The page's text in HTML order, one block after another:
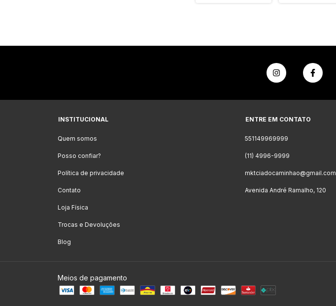
INSTITUCIONAL
Quem somos
Posso confiar?
Política de privacidade
Contato
Loja Física
Trocas e Devoluções
Blog
ENTRE EM CONTATO
551149969999
(11) 4996-9999
mktciadocaminhao@gmail.com
Avenida André Ramalho, 120
Meios de pagamento